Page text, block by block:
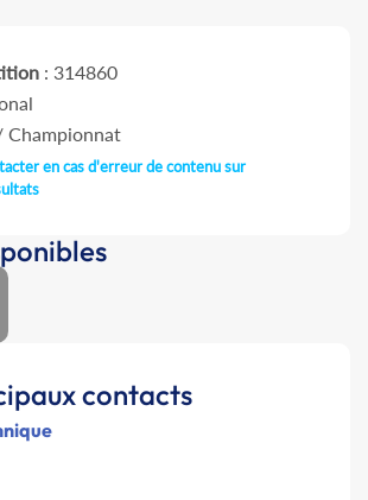
: 314860
Championnat
en cas d'erreur de contenu sur
contacts